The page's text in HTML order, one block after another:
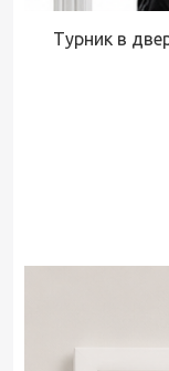
Турник в